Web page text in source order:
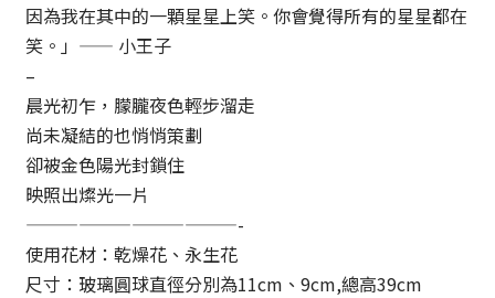
因為我在其中的一顆星星上笑。你會覺得所有的星星都在
笑。」—— 小王子
–
晨光初乍，朦朧夜色輕步溜走
尚未凝結的也悄悄策劃
卻被金色陽光封鎖住
映照出燦光一片
————————————-
使用花材：乾燥花、永生花
尺寸：玻璃圓球直徑分別為11cm、9cm,總高39cm